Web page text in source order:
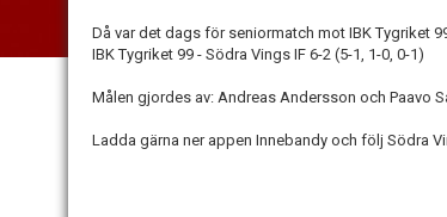
Då var det dags för seniormatch mot IBK Tygriket
IBK Tygriket 99 - Södra Vings IF 6-2 (5-1, 1-0, 0-1)
Målen gjordes av: Andreas Andersson och Paavo
Ladda gärna ner appen Innebandy och följ Södra